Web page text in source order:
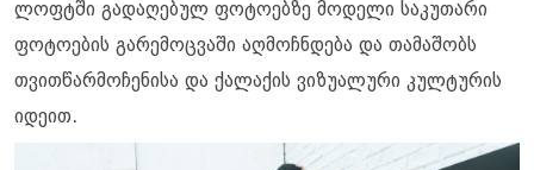
ლოფტში გადაღებულ ფოტოებზე მოდელი საკუთარი
ფოტოების გარემოცვაში აღმოჩნდება და თამაშობს
თვითწარმოჩენისა და ქალაქის ვიზუალური კულტურის
იდეით.